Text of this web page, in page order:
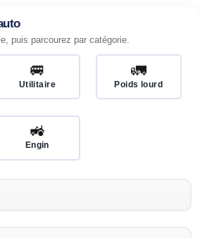
puis parcourez par catégorie.
🚐
Utilitaire
🚛
Poids lourd
🚜
Engin